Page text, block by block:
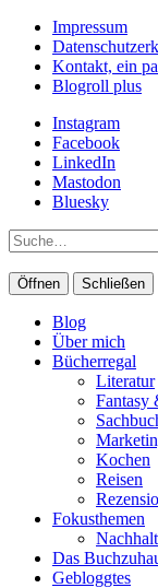
Impressum
Kontakt, ein
Blogroll plus
Instagram
Facebook
LinkedIn
Mastodon
Bluesky
Suche
Öffnen Schließen
Blog
Über mich
Bücherregal
Literatur
Fantasy
Kochen
Reisen
Fokusthemen
Das
Gebloggtes